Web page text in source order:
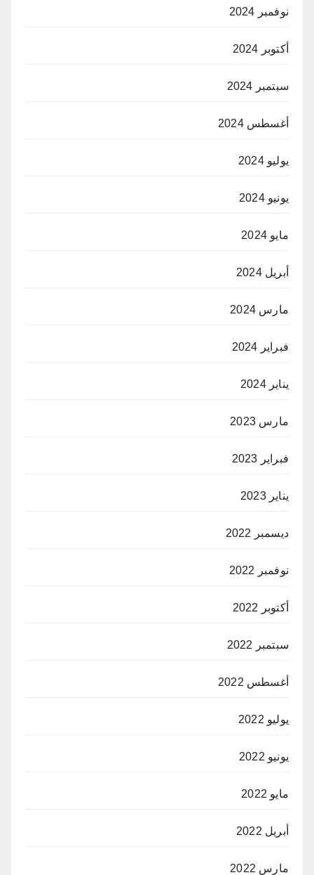
نوفمبر 2024
أكتوبر 2024
سبتمبر 2024
أغسطس 2024
يوليو 2024
يونيو 2024
مايو 2024
أبريل 2024
مارس 2024
فبراير 2024
يناير 2024
مارس 2023
فبراير 2023
يناير 2023
ديسمبر 2022
نوفمبر 2022
أكتوبر 2022
سبتمبر 2022
أغسطس 2022
يوليو 2022
يونيو 2022
مايو 2022
أبريل 2022
مارس 2022